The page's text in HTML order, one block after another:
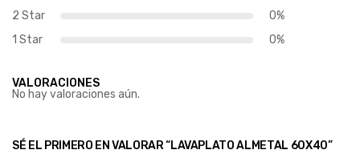
2 Star
0%
1 Star
0%
VALORACIONES
No hay valoraciones aún.
SÉ EL PRIMERO EN VALORAR “LAVAPLATO ALMETAL 60X40”